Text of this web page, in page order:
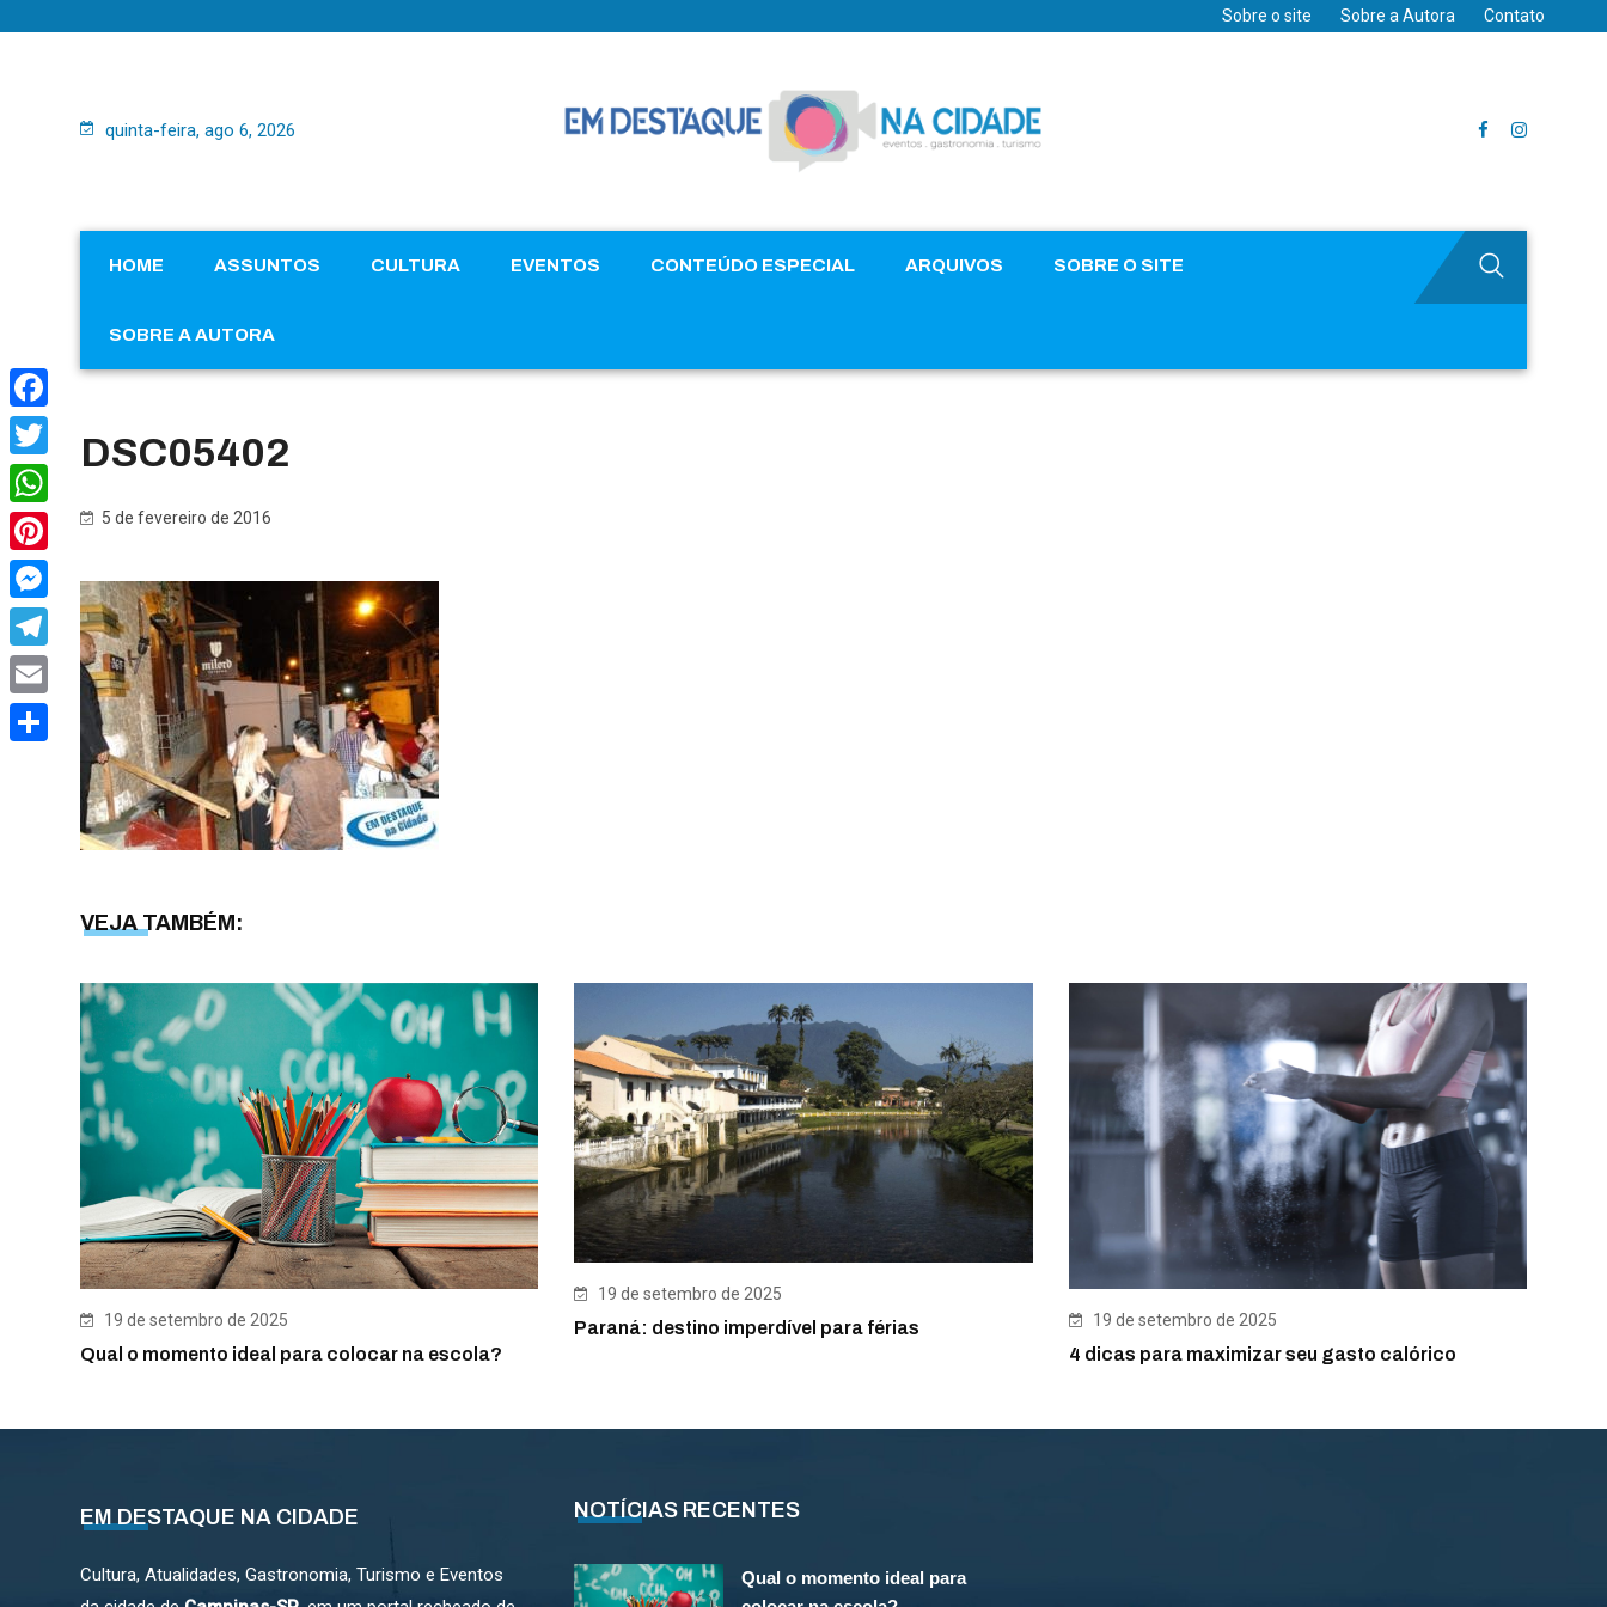
Sobre o site Sobre a Autora Contato
quinta-feira, ago 6, 2026
HOME ASSUNTOS CULTURA EVENTOS CONTEÚDO ESPECIAL ARQUIVOS SOBRE O SITE
SOBRE A AUTORA
DSC05402
5 de fevereiro de 2016
VEJA TAMBÉM:
19 de setembro de 2025
Qual o momento ideal para colocar na escola?
19 de setembro de 2025
Paraná: destino imperdível para férias 19 de setembro de 2025
4 dicas para maximizar seu gasto calórico
EM DESTAQUE NA CIDADE
Cultura, Atualidades, Gastronomia, Turismo e Eventos
NOTÍCIAS RECENTES
Qual o momento ideal para
Facebook
Twitter
WhatsApp
Pinterest
Messenger
Telegram
Email